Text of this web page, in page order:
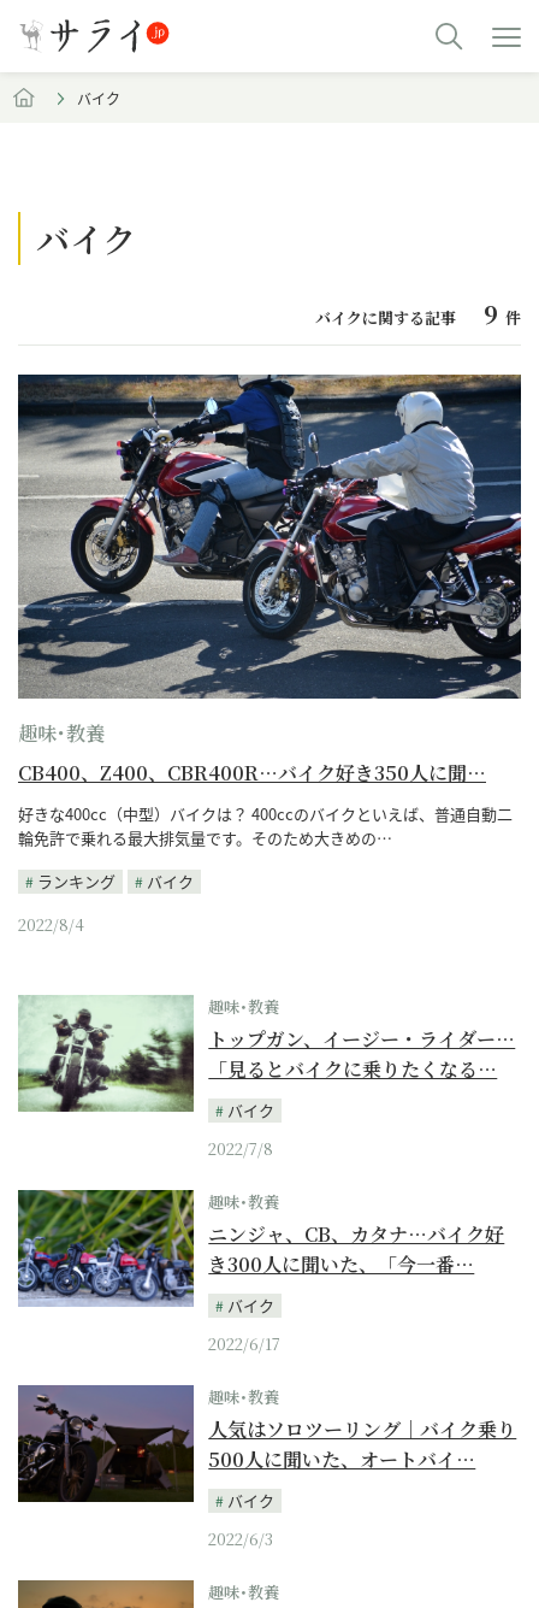
バイク
バイク
バイクに関する記事 9 件
趣味･教養
CB400、Z400、CBR400R…バイク好き350人に聞…
好きな400cc（中型）バイクは？ 400ccのバイクといえば、普通自動二
輪免許で乗れる最大排気量です。そのため大きめの…
ランキング
バイク
2022/8/4
趣味･教養
トップガン、イージー・ライダー…
「見るとバイクに乗りたくなる…
バイク
2022/7/8
趣味･教養
ニンジャ、CB、カタナ…バイク好
き300人に聞いた、「今一番…
バイク
2022/6/17
趣味･教養
人気はソロツーリング｜バイク乗り
500人に聞いた、オートバイ…
バイク
2022/6/3
趣味･教養